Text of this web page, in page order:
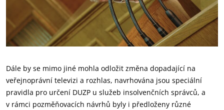
Dále by se mimo jiné mohla odložit změna dopadající na
veřejnoprávní televizi a rozhlas, navrhována jsou speciální
pravidla pro určení DUZP u služeb insolvenčních správců, a
v rámci pozměňovacích návrhů byly i předloženy různé